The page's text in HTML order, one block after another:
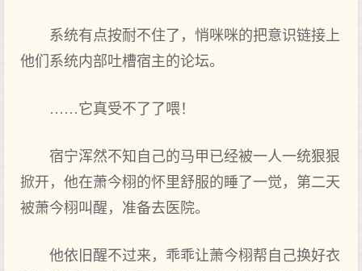
系统有点‌按耐不住了，悄咪咪的把意识链接上
他们系统内部‌吐槽宿主的论坛。
……它真‌受不了了喂！
宿宁浑然不知自己的马甲已经被一人一统狠狠
掀开，他在萧今栩的怀里舒服的睡了一觉，第二天
被萧今栩叫醒，准备去医院。
他依旧醒不过来，乖乖让萧今栩帮自己换好‌衣